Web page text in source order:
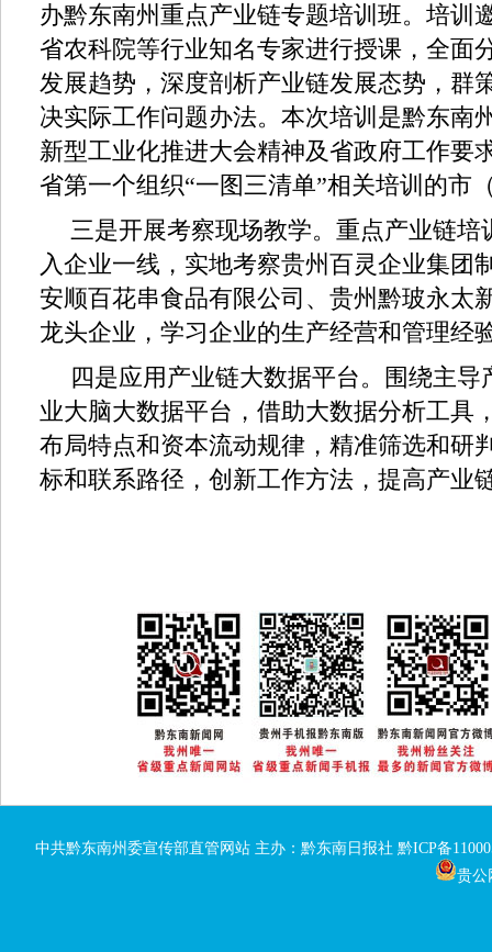
办黔东南州重点产业链专题培训班。培训
省农科院等行业知名专家进行授课，全面
发展趋势，深度剖析产业链发展态势，群
决实际工作问题办法。本次培训是黔东南
新型工业化推进大会精神及省政府工作要
省第一个组织“一图三清单”相关培训的市
三是开展考察现场教学。重点产业链培
入企业一线，实地考察贵州百灵企业集团
安顺百花串食品有限公司、贵州黔玻永太
龙头企业，学习企业的生产经营和管理经
四是应用产业链大数据平台。围绕主导
业大脑大数据平台，借助大数据分析工具
布局特点和资本流动规律，精准筛选和研
标和联系路径，创新工作方法，提高产业
中共黔东南州委宣传部直管网站 主办：黔东南日报社 黔ICP备
贵公